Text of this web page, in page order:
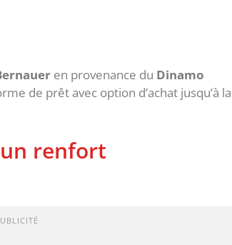
en provenance du Dinamo
de prêt avec option d’achat jusqu’à la
renfort